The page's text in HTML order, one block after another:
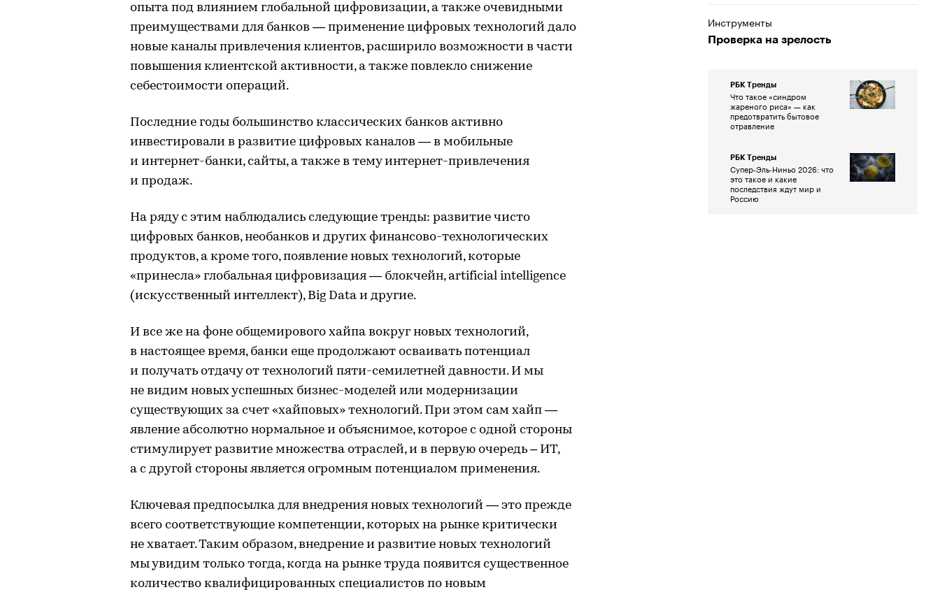
опыта под влиянием глобальной цифровизации, а также очевидными
преимуществами для банков — применение цифровых технологий дало
новые каналы привлечения клиентов, расширило возможности в части
повышения клиентской активности, а также повлекло снижение
себестоимости операций.
Последние годы большинство классических банков активно
инвестировали в развитие цифровых каналов — в мобильные
и интернет-банки, сайты, а также в тему интернет-привлечения
и продаж.
На ряду с этим наблюдались следующие тренды: развитие чисто
цифровых банков, необанков и других финансово-технологических
продуктов, а кроме того, появление новых технологий, которые
«принесла» глобальная цифровизация — блокчейн, artificial intelligence
(искусственный интеллект), Big Data и другие.
И все же на фоне общемирового хайпа вокруг новых технологий,
в настоящее время, банки еще продолжают осваивать потенциал
и получать отдачу от технологий пяти-семилетней давности. И мы
не видим новых успешных бизнес-моделей или модернизации
существующих за счет «хайповых» технологий. При этом сам хайп —
явление абсолютно нормальное и объяснимое, которое с одной стороны
стимулирует развитие множества отраслей, и в первую очередь – ИТ,
а с другой стороны является огромным потенциалом применения.
Ключевая предпосылка для внедрения новых технологий — это прежде
всего соответствующие компетенции, которых на рынке критически
не хватает. Таким образом, внедрение и развитие новых технологий
мы увидим только тогда, когда на рынке труда появится существенное
количество квалифицированных специалистов по новым
Инструменты
Проверка на зрелость
РБК Тренды
Что такое «синдром
жареного риса» — как
предотвратить бытовое
отравление
РБК Тренды
Супер-Эль-Ниньо 2026: что
это такое и какие
последствия ждут мир и
Россию